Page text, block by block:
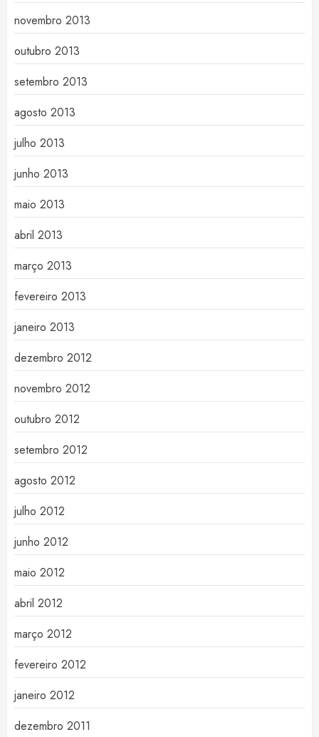
novembro 2013
outubro 2013
setembro 2013
agosto 2013
julho 2013
junho 2013
maio 2013
abril 2013
março 2013
fevereiro 2013
janeiro 2013
dezembro 2012
novembro 2012
outubro 2012
setembro 2012
agosto 2012
julho 2012
junho 2012
maio 2012
abril 2012
março 2012
fevereiro 2012
janeiro 2012
dezembro 2011